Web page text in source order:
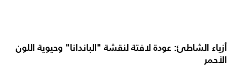
أزياء الشاطئ: عودة لافتة لنقشة "الباندانا" وحيوية اللون
الأحمر